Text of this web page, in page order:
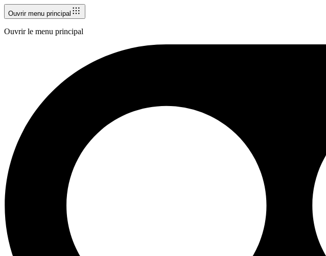
Ouvrir menu principal
Ouvrir le menu principal